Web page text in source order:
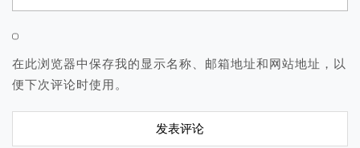
在此浏览器中保存我的显示名称、邮箱地址和网站地址，以
便下次评论时使用。